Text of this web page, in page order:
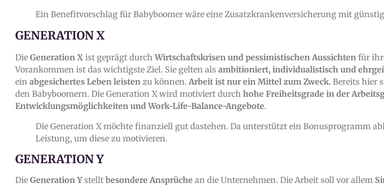
Ein Benefitvorschlag für Babyboomer wäre eine Zusatzkrankenversicherung mit
GENERATION X
Die Generation X ist geprägt durchWirtschaftskrisen und pessimistischen Aussichten für
Vorankommen ist das wichtigste Ziel. Sie gelten als ambitioniert, individualistisch und
ein abgesichertes Leben leisten zu können.Arbeit ist nur ein Mittel zum Zweck. Bereits hier
den Babyboomern. Die Generation X wird motiviert durch hohe Freiheitsgrade in der
Entwicklungsmöglichkeiten und Work-Life-Balance-Angebote.
Die Generation X möchte finanziell gut dastehen. Da unterstützt ein Bonusprogramm
Leistung, um diese zu motivieren.
GENERATION Y
Die Generation Ystellt besondere Ansprüche an die Unternehmen. Die Arbeit soll vor allem